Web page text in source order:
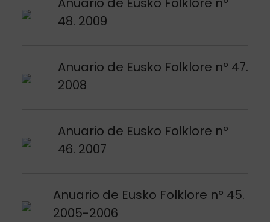
48. 2009
Anuario de Eusko Folklore nº 47.
2008
Argitalpena ikusi
Anuario de Eusko Folklore nº
46. 2007
Argitalpena ikusi
Anuario de Eusko Folklore nº 45.
2005-2006
Argitalpena ikusi